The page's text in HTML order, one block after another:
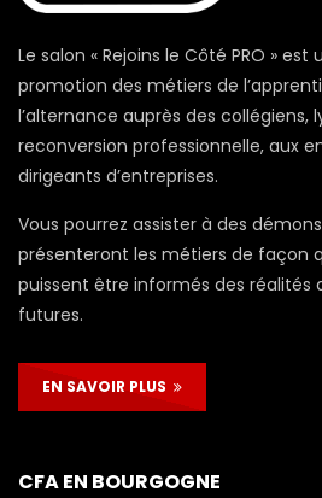
Le salon « Rejoins le Côté PRO »
promotion des métiers de
l’alternance auprès des collégiens,
reconversion professionnelle, aux
dirigeants d’entreprises.
Vous pourrez assister à des
présenteront les métiers de façon
puissent être informés des réalités
futures.
EN SAVOIR PLUS
CFA EN BOURGOGNE